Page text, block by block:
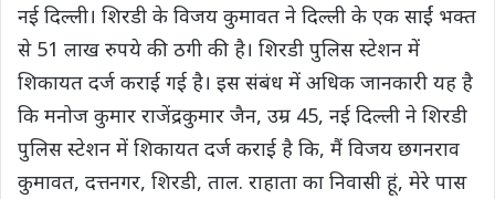
नई दिल्ली। शिरडी के विजय कुमावत ने दिल्ली के एक साईं भक्त
से 51 लाख रुपये की ठगी की है। शिरडी पुलिस स्टेशन में
शिकायत दर्ज कराई गई है। इस संबंध में अधिक जानकारी यह है
कि मनोज कुमार राजेंद्रकुमार जैन, उम्र 45, नई दिल्ली ने शिरडी
पुलिस स्टेशन में शिकायत दर्ज कराई है कि, मैं विजय छगनराव
कुमावत, दत्तनगर, शिरडी, ताल. राहाता का निवासी हूं, मेरे पास